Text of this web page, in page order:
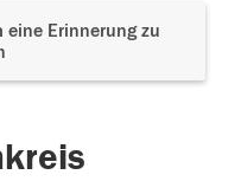
Erinnerung zu